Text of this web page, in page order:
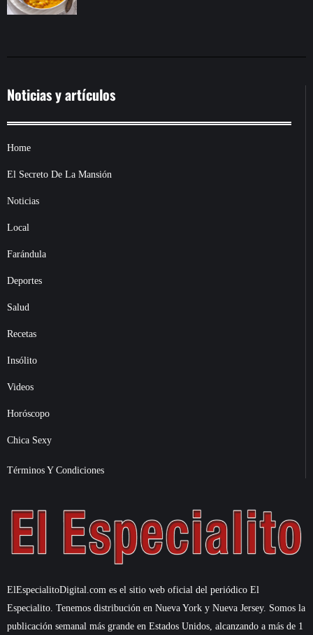
Noticias y artículos
Home
El Secreto De La Mansión
Noticias
Local
Farándula
Deportes
Salud
Recetas
Insólito
Videos
Horóscopo
Chica Sexy
Términos Y Condiciones
ElEspecialitoDigital.com es el sitio web oficial del periódico El
Especialito. Tenemos distribución en Nueva York y Nueva Jersey. Somos la
publicación semanal más grande en Estados Unidos, alcanzando a más de 1